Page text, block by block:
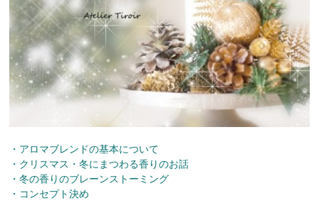
・アロマブレンドの基本について
・クリスマス・冬にまつわる香りのお話
・冬の香りのブレーンストーミング
・コンセプト決め